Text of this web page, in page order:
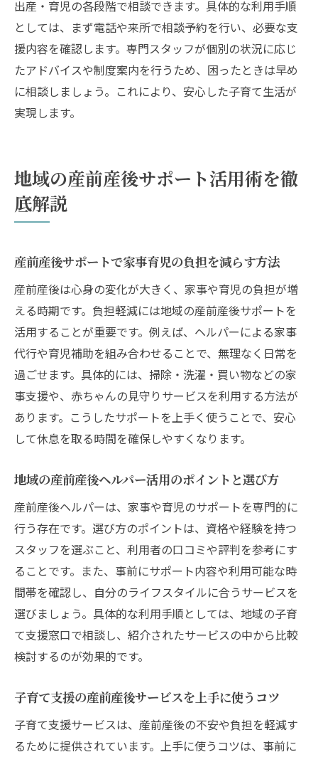
産前産後ケアの口コミで選ぶ支援サービス
の特徴
利用者が語る杉並区の産後ヘルパー体験談
産前産後サポートの実際の満足度や効果を
知る
産前産後ケアの選び方と口コミで得る実践
的情報
産前産後のサポート利用で感じた安心ポイ
産後ドゥーラと地域支援の違いを知る
産後ドゥーラと産前産後ヘルパーの支援内
容比較
地域支援と産後ドゥーラ活用のメリットを
解説
産前産後サポート選びで迷った時のポイン
ト
産後ドゥーラ利用体験と地域支援の違いを
知る
選択法
杉並区で受けられる産後支援の特徴を知る
永福で実現する子育てと産前産後の両立方法
産前産後サポートを活かした子育て両立の
コツ
家事と育児を助ける産前産後支援の活用法
産前産後ヘルパーと家族の役割分担ポイン
ト
産前産後の子育てサポート体制づくりの工
夫
子育て世代が安心できる産前産後サポート
出産・育児の各段階で相談できます。具体的な利用手順
としては、まず電話や来所で相談予約を行い、必要な支
援内容を確認します。専門スタッフが個別の状況に応じ
たアドバイスや制度案内を行うため、困ったときは早め
に相談しましょう。これにより、安心した子育て生活が
実現します。
地域の産前産後サポート活用術を徹
底解説
産前産後サポートで家事育児の負担を減らす方法
産前産後は心身の変化が大きく、家事や育児の負担が増
える時期です。負担軽減には地域の産前産後サポートを
活用することが重要です。例えば、ヘルパーによる家事
代行や育児補助を組み合わせることで、無理なく日常を
過ごせます。具体的には、掃除・洗濯・買い物などの家
事支援や、赤ちゃんの見守りサービスを利用する方法が
あります。こうしたサポートを上手く使うことで、安心
して休息を取る時間を確保しやすくなります。
地域の産前産後ヘルパー活用のポイントと選び方
産前産後ヘルパーは、家事や育児のサポートを専門的に
行う存在です。選び方のポイントは、資格や経験を持つ
スタッフを選ぶこと、利用者の口コミや評判を参考にす
ることです。また、事前にサポート内容や利用可能な時
間帯を確認し、自分のライフスタイルに合うサービスを
選びましょう。具体的な利用手順としては、地域の子育
て支援窓口で相談し、紹介されたサービスの中から比較
検討するのが効果的です。
子育て支援の産前産後サービスを上手に使うコツ
子育て支援サービスは、産前産後の不安や負担を軽減す
るために提供されています。上手に使うコツは、事前に